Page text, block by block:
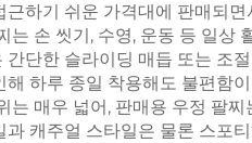
일상용
하기 쉬운 가격대에 판매되
는 손 씻기, 수영, 운동 등 일
단한 슬라이딩 매듭 또는 조
하루 종일 착용해도 불편함
는 매우 넓어, 판매용 우정 팔
캐주얼 스타일은 물론 스포